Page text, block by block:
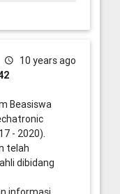
10 years ago
Beasiswa
- 2020).
telah
dibidang